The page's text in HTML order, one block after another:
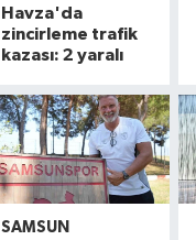
Havza'da
zincirleme trafik
kazası: 2 yaralı
SAMSUN